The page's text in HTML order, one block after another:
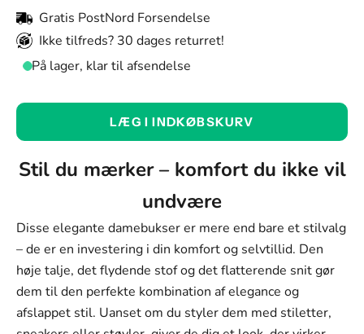
Gratis PostNord Forsendelse
Ikke tilfreds? 30 dages returret!
På lager, klar til afsendelse
Farve:
Farve
Khaki
Beige
Størrelse:
XS
LÆG I INDKØBSKURV
Stil du mærker – komfort du ikke vil
undvære
Disse elegante damebukser er mere end bare et stilvalg
– de er en investering i din komfort og selvtillid. Den
høje talje, det flydende stof og det flatterende snit gør
dem til den perfekte kombination af elegance og
afslappet stil. Uanset om du styler dem med stiletter,